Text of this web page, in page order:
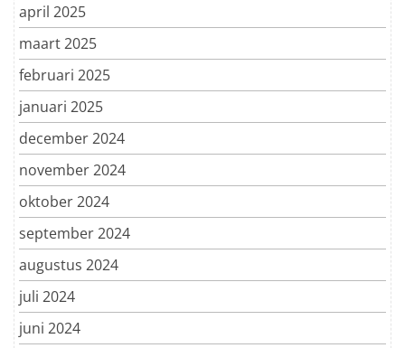
april 2025
maart 2025
februari 2025
januari 2025
december 2024
november 2024
oktober 2024
september 2024
augustus 2024
juli 2024
juni 2024